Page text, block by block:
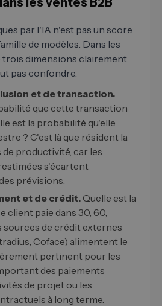
par l'IA n'est pas un score
de modèles. Dans les
trois dimensions clairement
pas confondre.
et de transaction.
que cette transaction
est la probabilité qu'elle
? C'est là que résident la
de productivité, car les
s'écartent
prévisions.
et de crédit. Quelle est la
client paie dans 30, 60,
sources de crédit externes
Coface) alimentent le
pertinent pour les
des paiements
de projet ou les
à long terme.